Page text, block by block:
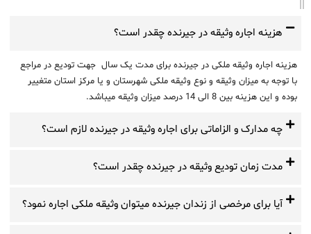
هزینه اجاره وثیقه در جیرنده چقدر است؟
هزینه اجاره وثیقه ملکی در جیرنده برای مدت یک سال جهت تودیع در مراجع
با توجه به میزان وثیقه و نوع وثیقه ملکی شهرستان و یا مرکز استان متغییر
بوده و این هزینه بین 8 الی 14 درصد میزان وثیقه میباشد.
چه مدارک و الزاماتی برای اجاره وثیقه در جیرنده لازم است؟
مدت زمان تودیع وثیقه در جیرنده چقدر است؟
آیا برای مرخصی از زندان جیرنده میتوان وثیقه ملکی اجاره نمود؟